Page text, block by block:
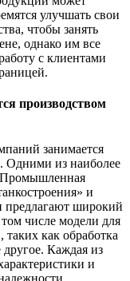
улучшать свои
чтобы занять
однако им все
с клиентами
производством
занимается
Одними из наиболее
и
предлагают широкий
числе модели для
как обработка
Каждая из
и